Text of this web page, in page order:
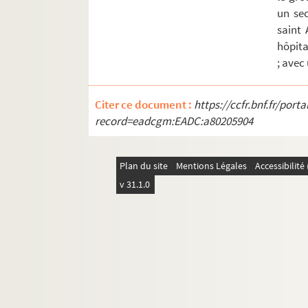
Ms Chiflet 22. Rapports de l'Espagne
Ms Chiflet 23. Documents biographiques
Ms Chiflet 24. Correspondance de
Ms Chiflet 27. Correspondance de Jules
Ms Chiflet 28. État de la Franche-Comté
Ms Chiflet 29. Formularium curiae
Ms Chiflet 30. Documents sur l'histoire
un
saint
;
Citer ce document : https://ccfr.bnf.fr/
record=eadcgm:EADC:a80205904
Plan du site Mentions Légales
v 31.1.0